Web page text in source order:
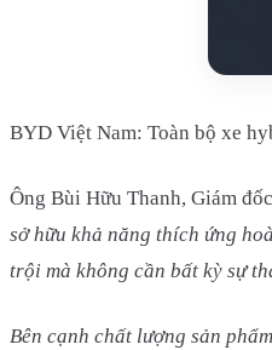
BYD Việt Nam: Toàn bộ xe
Ông Bùi Hữu Thanh, Giám
sở hữu khả năng thích ứng
trội mà không cần bất kỳ sự
Bên cạnh chất lượng sản